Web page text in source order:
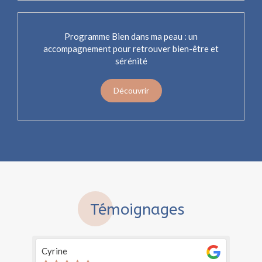
Programme Bien dans ma peau : un
accompagnement pour retrouver bien-être et
sérénité
Découvrir
Témoignages